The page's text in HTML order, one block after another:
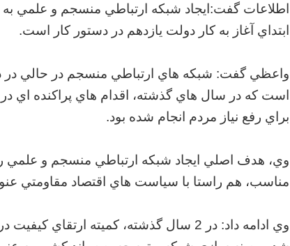
اطلاعات گفت:ايجاد شبكه ارتباطي منسجم و علمي
ابتداي آغاز به كار دولت يازدهم در دستور كار است.
واعظي گفت: شبكه هاي ارتباطي منسجم در حالي در
است كه در سال هاي گذشته، اقدام هاي پراكنده اي
براي رفع نياز مردم انجام شده بود.
وي، هدف اصلي ايجاد شبكه ارتباطي منسجم و علمي
مناسب، هم راستا با سياست هاي اقتصاد مقاومتي
وي ادامه داد: در 2 سال گذشته، كميته